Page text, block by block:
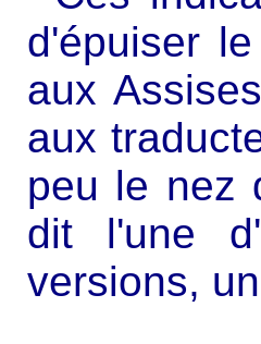
d'épuiser
aux
aux
peu le nez
dit l'une
versions,